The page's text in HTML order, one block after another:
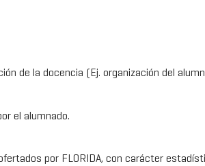
de la docencia (Ej. organización del
el alumnado.
por FLORIDA, con carácter